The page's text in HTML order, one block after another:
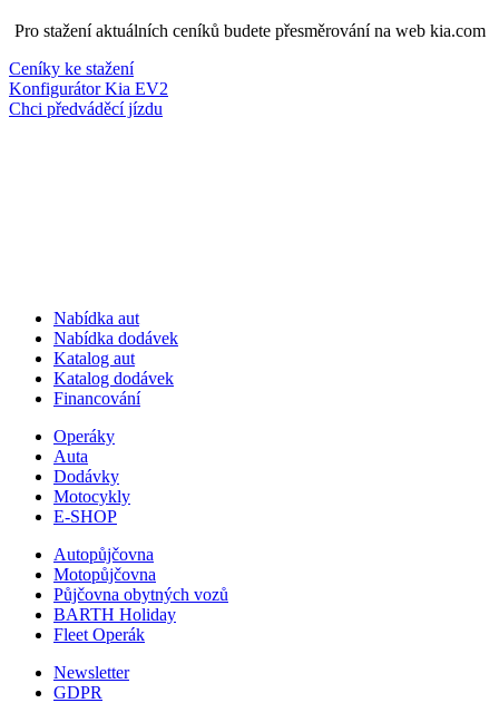
Pro stažení aktuálních ceníků budete přesměrování na web kia.com
Ceníky ke stažení
Konfigurátor Kia EV2
Chci předváděcí jízdu
Nabídka aut
Nabídka dodávek
Katalog aut
Katalog dodávek
Financování
Operáky
Auta
Dodávky
Motocykly
E-SHOP
Autopůjčovna
Motopůjčovna
Půjčovna obytných vozů
BARTH Holiday
Fleet Operák
Newsletter
GDPR